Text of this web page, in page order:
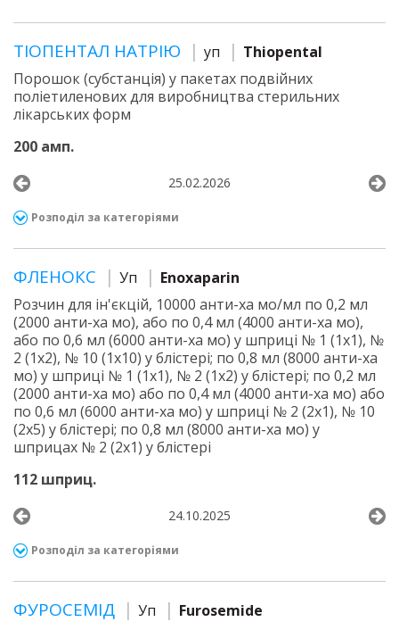
ТІОПЕНТАЛ НАТРІЮ уп
Thiopental
Порошок (субстанція) у пакетах подвійних
поліетиленових для виробництва стерильних
лікарських форм
200 амп.
25.02.2026
Розподіл за категоріями
ФЛЕНОКС Уп
Enoxaparin
Розчин для ін'єкцій, 10000 анти-ха мо/мл по 0,2 мл
(2000 анти-ха мо), або по 0,4 мл (4000 анти-ха мо),
або по 0,6 мл (6000 анти-ха мо) у шприці № 1 (1х1), №
2 (1х2), № 10 (1х10) у блістері; по 0,8 мл (8000 анти-ха
мо) у шприці № 1 (1х1), № 2 (1х2) у блістері; по 0,2 мл
(2000 анти-ха мо) або по 0,4 мл (4000 анти-ха мо) або
по 0,6 мл (6000 анти-ха мо) у шприці № 2 (2х1), № 10
(2х5) у блістері; по 0,8 мл (8000 анти-ха мо) у
шприцах № 2 (2х1) у блістері
112 шприц.
24.10.2025
Розподіл за категоріями
ФУРОСЕМІД Уп
Furosemide